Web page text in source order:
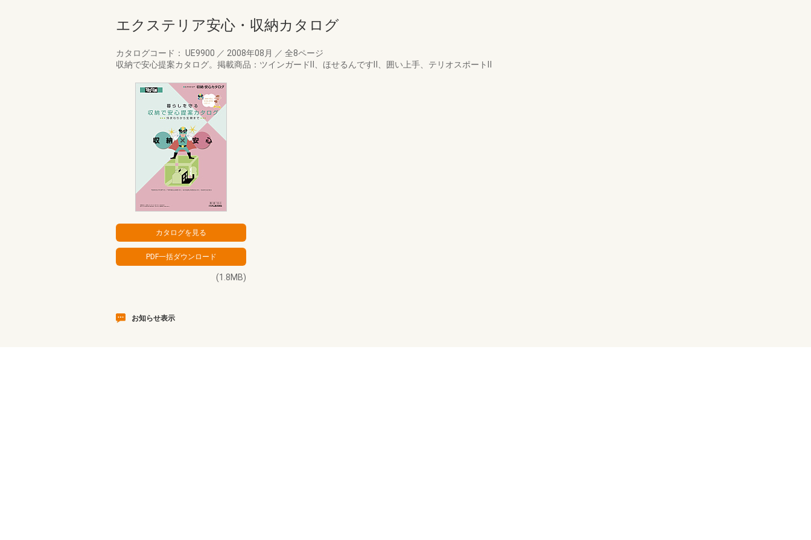
エクステリア安心・収納カタログ
カタログコード： UE9900 ／ 2008年08月 ／ 全8ページ
収納で安心提案カタログ。掲載商品：ツインガードⅡ、ほせるんですⅡ、囲い上手、テリオスポートⅡ
(1.8MB)
お知らせ表示